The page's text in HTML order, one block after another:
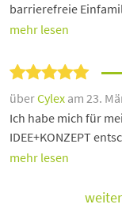
barrierefreie
mehr lesen
überCylex am 23.
Ich habe mich für
IDEE+KONZEPT
mehr lesen